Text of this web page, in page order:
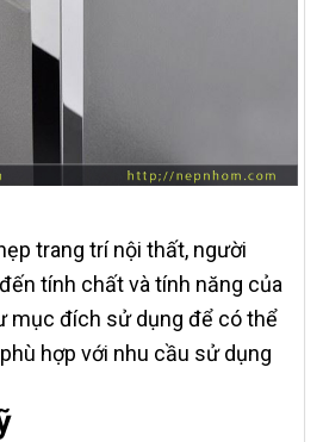
trang trí nội thất, người
tính chất và tính năng của
mục đích sử dụng để có thể
hợp với nhu cầu sử dụng